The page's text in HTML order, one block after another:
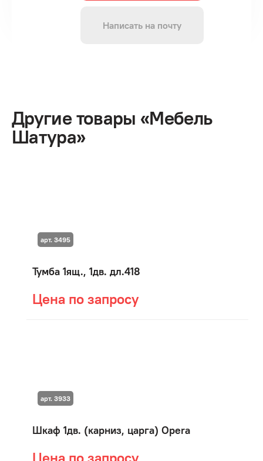
Написать на почту
Другие товары «Мебель
Шатура»
Тумба 1ящ., 1дв. дл.418
Цена по запросу
арт. 3495
Шкаф 1дв. (карниз, царга) Opera
Цена по запросу
арт. 3933